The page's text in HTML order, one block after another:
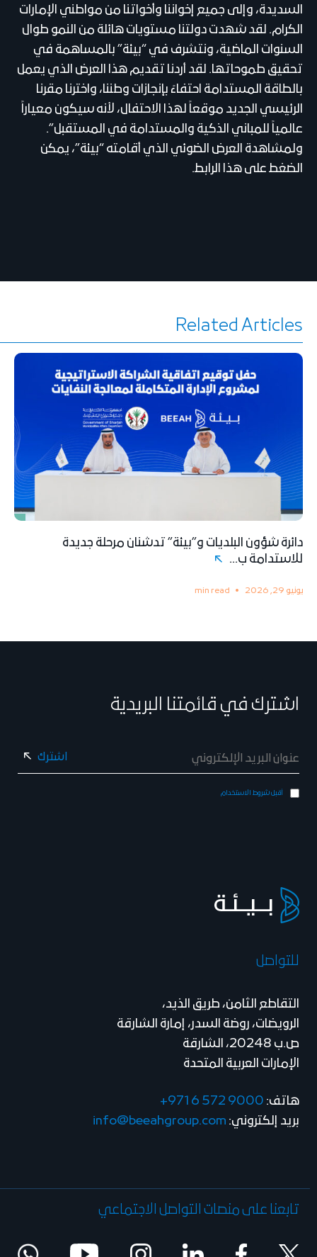
السديدة، وإلى جميع إخواننا وأخواتنا من مواطني الإمارات
الكرام. لقد شهدت دولتنا مستويات هائلة من النمو طوال
السنوات الماضية، ونتشرف في “بيئة” بالمساهمة في
تحقيق طموحاتها. لقد أردنا تقديم هذا العرض الذي يعمل
بالطاقة المستدامة احتفاءً بإنجازات وطننا، واخترنا مقرنا
الرئيسي الجديد موقعاً لهذا الاحتفال، لأنه سيكون معياراً
عالمياً للمباني الذكية والمستدامة في المستقبل”.
ولمشاهدة العرض الضوئي الذي أقامته “بيئة”، يمكن
الضغط على هذا الرابط.
Related Articles
دائرة شؤون البلديات و”بيئة” تدشنان مرحلة جديدة
للاستدامة ب...
يونيو 29, 2026
اشترك في قائمتنا البريدية
أقبل شروط الاستخدام
للتواصل
التقاطع الثامن، طريق الذيد،
الرويضات، روضة السدر، إمارة الشارقة
ص.ب 20248، الشارقة
الإمارات العربية المتحدة
هاتف: +971 6 572 9000
بريد إلكتروني: info@beeahgroup.com
تابعنا على منصات التواصل الاجتماعي